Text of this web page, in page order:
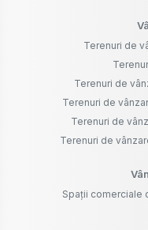
Terenuri de
Terenuri de
Terenuri de
Terenuri de
Terenuri de
Spații comerciale